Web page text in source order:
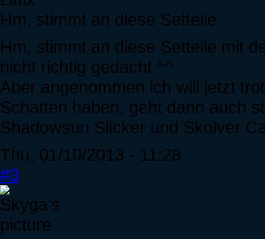
Hm, stimmt an diese Setteile
Hm, stimmt an diese Setteile mit
nicht richtig gedacht ^^
Aber angenommen ich will jetzt
Schatten haben, geht dann auch
Shadowsun Slicker und Skolver
Thu, 01/10/2013 - 11:28
#3